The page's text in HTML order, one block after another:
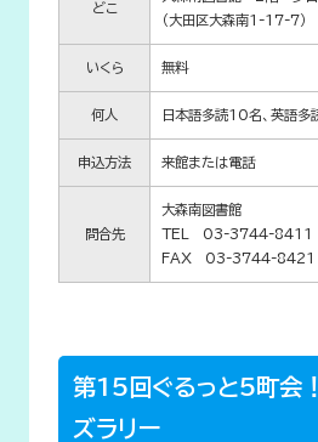
どこ
（大田区大森南1-17-7）
いくら 無料
何人 日本語多読10名、英語多
申込方法 来館または電話
問合先
大森南図書館
TEL 03-3744-8411
FAX 03-3744-8421
第15回ぐるっと5町会
ズラリー